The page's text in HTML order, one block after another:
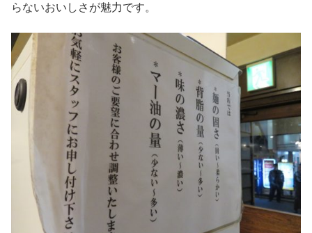
らないおいしさが魅力です。